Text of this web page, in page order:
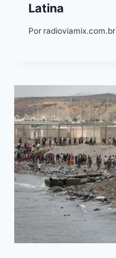
Latina
Por radioviamix.com.br